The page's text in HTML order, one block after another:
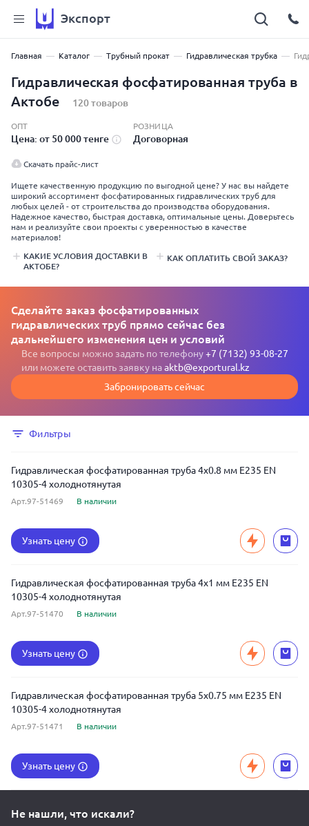
Экспорт
Главная Каталог Трубный прокат Гидравлическая трубка
Гидравлическая фосфатированная труба в
Актобе
120 товаров
ОПТ
Цена: от 50 000 тенге
РОЗНИЦА
Договорная
Скачать прайс-лист
Ищете качественную продукцию по выгодной цене? У нас вы найдете
широкий ассортимент фосфатированных гидравлических труб для
любых целей - от строительства до производства оборудования.
Надежное качество, быстрая доставка, оптимальные цены. Доверьтесь
нам и реализуйте свои проекты с уверенностью в качестве
материалов!
КАКИЕ УСЛОВИЯ ДОСТАВКИ В
АКТОБЕ?
КАК ОПЛАТИТЬ СВОЙ ЗАКАЗ?
Сделайте заказ фосфатированных
гидравлических труб прямо сейчас без
дальнейшего изменения цен и условий
Все вопросы можно задать по телефону+7 (7132) 93-08-27
или можете оставить заявку наaktb@exportural.kz
Забронировать сейчас
Фильтры
Гидравлическая фосфатированная труба 4x0.8 мм E235 EN
10305-4 холоднотянутая
Арт.97-51469 В наличии
Узнать цену
Гидравлическая фосфатированная труба 4x1 мм E235 EN
10305-4 холоднотянутая
Арт.97-51470 В наличии
Узнать цену
Гидравлическая фосфатированная труба 5x0.75 мм E235 EN
10305-4 холоднотянутая
Арт.97-51471 В наличии
Узнать цену
Не нашли, что искали?